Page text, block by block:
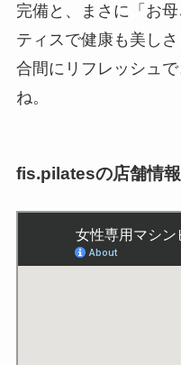
完備と、まさに「お
ティスで健康も美し
合間にリフレッシュ
ね。
fis.pilatesの店舗情報